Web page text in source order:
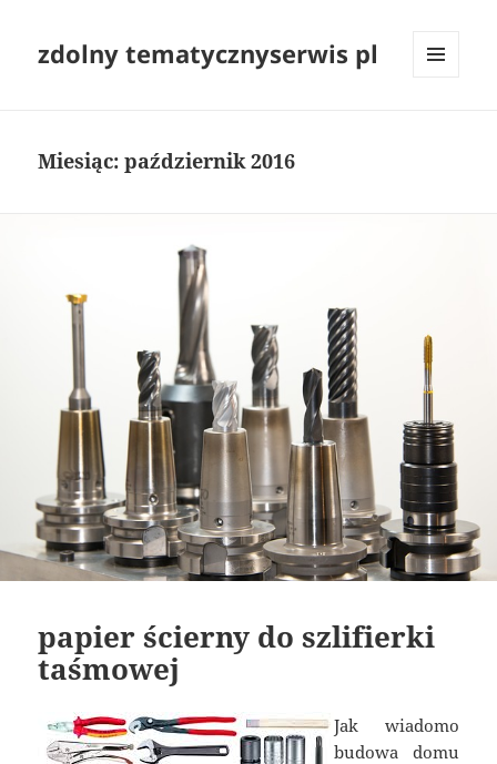
zdolny tematycznyserwis pl
Miesiąc:październik 2016
papier ścierny do szlifierki
taśmowej
Jak wiadomo
budowa domu